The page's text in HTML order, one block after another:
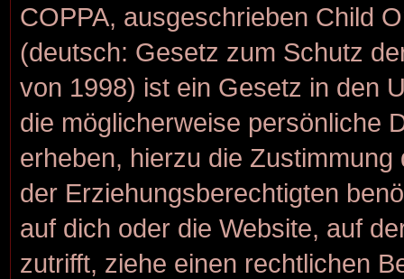
COPPA, ausgeschrieben Child
(deutsch: Gesetz zum Schutz
von 1998) ist ein Gesetz in den
die möglicherweise persönliche
erheben, hierzu die
der Erziehungsberechtigten
auf dich oder die Website, auf
zutrifft, ziehe einen rechtlichen